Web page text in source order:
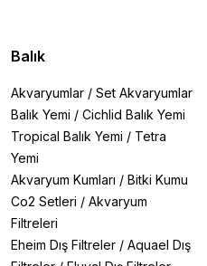
Balık
Akvaryumlar / Set Akvaryumlar
Balık Yemi / Cichlid Balık Yemi
Tropical Balık Yemi / Tetra
Yemi
Akvaryum Kumları / Bitki Kumu
Co2 Setleri / Akvaryum
Filtreleri
Eheim Dış Filtreler / Aquael Dış